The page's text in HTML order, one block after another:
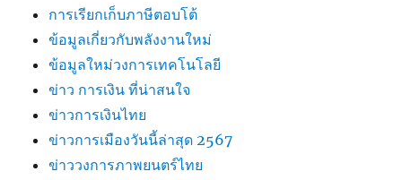
การเรียกเก็บภาษีตอบโต้
ข้อมูลเกี่ยวกับพลังงานใหม่
ข้อมูลใหม่วงการเทคโนโลยี
ข่าว การเงิน ที่น่าสนใจ
ข่าวการเงินไทย
ข่าวการเมืองวันนี้ล่าสุด 2567
ข่าววงการภาพยนตร์ไทย